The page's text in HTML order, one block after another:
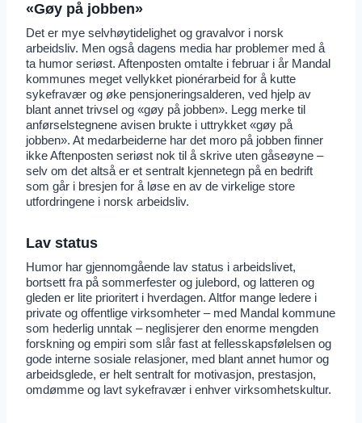
«Gøy på jobben»
Det er mye selvhøytidelighet og gravalvor i norsk
arbeidsliv. Men også dagens media har problemer med å
ta humor seriøst. Aftenposten omtalte i februar i år Mandal
kommunes meget vellykket pionérarbeid for å kutte
sykefravær og øke pensjoneringsalderen, ved hjelp av
blant annet trivsel og «gøy på jobben». Legg merke til
anførselstegnene avisen brukte i uttrykket «gøy på
jobben». At medarbeiderne har det moro på jobben finner
ikke Aftenposten seriøst nok til å skrive uten gåseøyne –
selv om det altså er et sentralt kjennetegn på en bedrift
som går i bresjen for å løse en av de virkelige store
utfordringene i norsk arbeidsliv.
Lav status
Humor har gjennomgående lav status i arbeidslivet,
bortsett fra på sommerfester og julebord, og latteren og
gleden er lite prioritert i hverdagen. Altfor mange ledere i
private og offentlige virksomheter – med Mandal kommune
som hederlig unntak – neglisjerer den enorme mengden
forskning og empiri som slår fast at fellesskapsfølelsen og
gode interne sosiale relasjoner, med blant annet humor og
arbeidsglede, er helt sentralt for motivasjon, prestasjon,
omdømme og lavt sykefravær i enhver virksomhetskultur.